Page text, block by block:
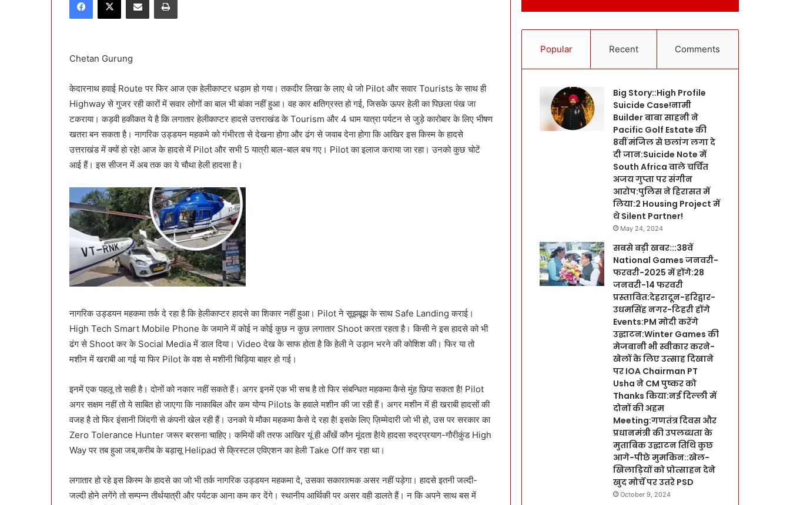
d
a
i
l
Chetan Gurung
केदारनाथ हवाई Route पर फिर आज एक हेलीकाप्टर धड़ाम हो गया। तकदीर लिखा के लाए थे जो Pilot और सवार Tourists के साथ ही
Highway से गुजर रही कारों में सवार लोगों का बाल भी बांका नहीं हुआ। वह कार क्षतिग्रस्त हो गई, जिसके ऊपर हेली का पिछला पंख जा
टकराया। कड़वी हकीकत ये है कि लगातार हेलीकाप्टर हादसे उत्तराखंड के Tourism और 4 धाम यात्रा पर्यटन से जुड़े कारोबार के लिए भीषण
खतरा बन सकता है। नागरिक उड्डयन महकमे को गंभीरता से देखना होगा और ढंग से जवाब देना होगा कि आखिर इस किस्म के हादसे
उत्तराखंड में क्यों हो रहे! आज के हादसे में Pilot और सभी 5 यात्री बाल-बाल बच गए। Pilot का इलाज कराया जा रहा। उनको कुछ चोटें
आई हैं। इस सीजन में अब तक का ये चौथा हेली हादसा है।
नागरिक उड्डयन महकमा तर्क दे रहा है कि हेलीकाप्टर हादसे का शिकार नहीं हुआ। Pilot ने सूझबूझ के साथ Safe Landing कराई।
High Tech Smart Mobile Phone के जमाने में कोई न कोई कुछ न कुछ लगातार Shoot करता रहता है। किसी ने इस हादसे को भी
ढंग से Shoot कर के Social Media में डाल दिया। Video देख के साफ होता है कि हेली ने उड़ान भरने की कोशिश की। फिर या तो
मशीन में खराबी आ गई या फिर Pilot के वश से मशीनी चिड़िया बाहर हो गई।
इनमें एक पहलू तो सही है। दोनों को नकार नहीं सकते हैं। अगर इनमें एक भी सच है तो फिर संबन्धित महकमा कैसे मुंह छिपा सकता है! Pilot
अगर सक्षम नहीं तो ये साबित हो जाएगा कि नाकाबिल और कम योग्य Pilots के हवाले मशीन की जा रही हैं। अगर मशीन में ही खराबी हादसों की
वजह है तो फिर इंसानी जिंदगी से कंपनी खेल रही हैं। उनको ये मौका महकमा कैसे दे रहा है! इसके लिए ज़िम्मेदारी जो भी हो, उस पर सरकार का
Zero Tolerance Hunter जरूर बरसना चाहिए। कमियों की तरफ आखिर यूं ही आँखें कौन मूंदता है!ये हादसा रुद्रप्रयाग-गौरीकुंड High
Way पर तब हुआ जब,करीब के बड़ासू Helipad से क्रिस्टल एविएशन का हेली Take Off कर रहा था।
लगातार हो रहे इस किस्म के हादसे का जो भी तर्क नागरिक उड्डयन महकमा दे, उसका सकारात्मक असर नहीं पड़ेगा। हादसे इतनी जल्दी-
जल्दी होने लगेंगे तो सम्पन्न तीर्थयात्री और पर्यटक आना कम कर देंगे। स्थानीय आर्थिकी पर असर वही डालते हैं। न कि अपने साथ बस में
Popular Recent Comments
Big Story::High Profile
Suicide Case!नामी
Builder बाबा साहनी ने
Pacific Golf Estate की
8वीं मंजिल से छलांग लगा दे
दी जान:Suicide Note में
South Africa वाले चर्चित
अजय गुप्ता पर संगीन
आरोप:पुलिस ने हिरासत में
लिया:2 Housing Project में
थे Silent Partner!
May 24, 2024
सबसे बड़ी खबर:::38वें
National Games जनवरी-
फरवरी-2025 में होंगे:28
जनवरी-14 फरवरी
प्रस्तावित:देहरादून-हरिद्वार-
उधमसिंह नगर-टिहरी होंगे
Events:PM मोदी करेंगे
उद्घाटन:Winter Games की
मेजबानी भी स्वीकार करने-
खेलों के लिए उत्साह दिखाने
पर IOA Chairman PT
Usha ने CM पुष्कर को
Thanks किया:नई दिल्ली में
दोनों की अहम
Meeting:गणतंत्र दिवस और
प्रधानमंत्री की उपलब्धता के
मुताबिक उद्घाटन तिथि कुछ
आगे-पीछे मुमकिन::खेल-
खिलाड़ियों को प्रोत्साहन देने
खुद मोर्चे पर उतरे PSD
October 9, 2024